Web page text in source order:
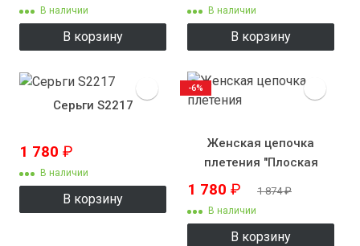
В наличии
В корзину
В наличии
В корзину
Серьги S2217
1 780 ₽
В наличии
В корзину
Женская цепочка
плетения "Плоская
улитка"
1 780 ₽ 1 874₽
В наличии
В корзину
-6%